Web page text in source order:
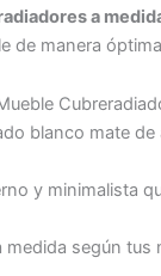
a
de manera
blanco mate de
y minimalista
medida según tus